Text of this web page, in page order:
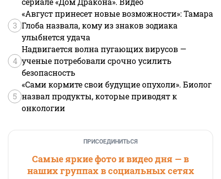
3
«Август принесет новые возможности»: Тамара
Глоба назвала, кому из знаков зодиака
улыбнется удача
4
Надвигается волна пугающих вирусов —
ученые потребовали срочно усилить
безопасность
5
«Сами кормите свои будущие опухоли». Биолог
назвал продукты, которые приводят к
онкологии
ПРИСОЕДИНИТЬСЯ
Самые яркие фото и видео дня — в
наших группах в социальных сетях